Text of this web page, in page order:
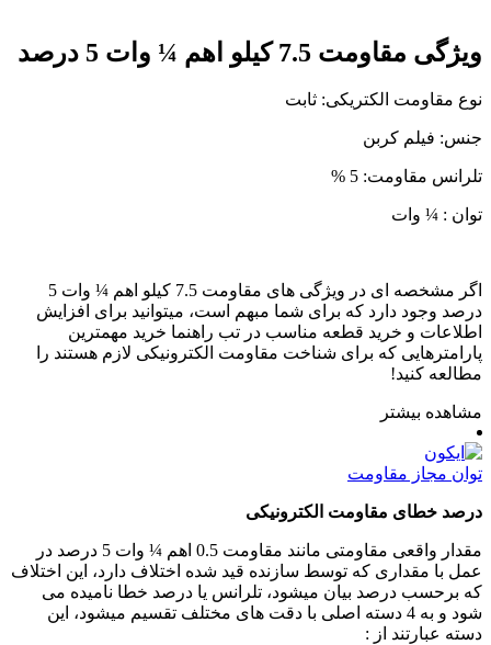
ویژگی مقاومت 7.5 کیلو اهم ¼ وات 5 درصد
نوع مقاومت الکتریکی: ثابت
جنس: فیلم کربن
تلرانس مقاومت: 5 %
توان : ¼ وات
اگر مشخصه ای در ویژگی های مقاومت 7.5 کیلو اهم ¼ وات 5
درصد وجود دارد که برای شما مبهم است، میتوانید برای افزایش
اطلاعات و خرید قطعه مناسب در تب راهنما خرید مهمترین
پارامترهایی که برای شناخت مقاومت الکترونیکی لازم هستند را
مطالعه کنید!
مشاهده بیشتر
توان مجاز مقاومت
درصد خطای مقاومت الکترونیکی
مقدار واقعی مقاومتی مانند مقاومت 0.5 اهم ¼ وات 5 درصد در
عمل با مقداری که توسط سازنده قید شده اختلاف دارد، این اختلاف
که برحسب درصد بیان میشود، تلرانس یا درصد خطا نامیده می
شود و به 4 دسته اصلی با دقت های مختلف تقسیم میشود، این
دسته عبارتند از :